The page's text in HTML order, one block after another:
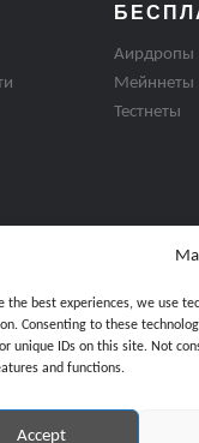
the best experiences, we use
Consenting to these
unique IDs on this site. Not
and functions.
Accept
Аирдропы
Мейннеты
Тестнеты